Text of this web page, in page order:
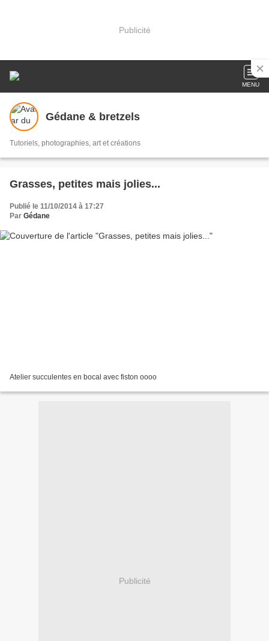
Publicité
MENU
Gédane & bretzels
Tutoriels, photographies, art et créations
Grasses, petites mais jolies...
Publié le 11/10/2014 à 17:27
Par Gédane
Atelier succulentes en bocal avec fiston oooo
Publicité